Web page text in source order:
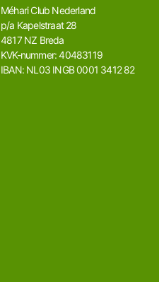
Méhari Club Nederland​
p/a Kapelstraat 28
4817 NZ Breda
KVK-nummer: 40483119
IBAN: NL03 INGB 0001 3412 82